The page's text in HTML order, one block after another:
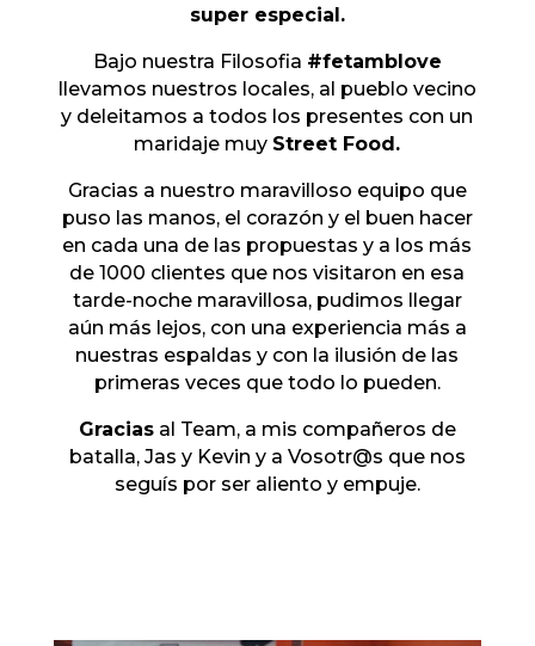
super especial.
Bajo nuestra Filosofia #fetamblove
llevamos nuestros locales, al pueblo vecino
y deleitamos a todos los presentes con un
maridaje muy Street Food.
Gracias a nuestro maravilloso equipo que
puso las manos, el corazón y el buen hacer
en cada una de las propuestas y a los más
de 1000 clientes que nos visitaron en esa
tarde-noche maravillosa, pudimos llegar
aún más lejos, con una experiencia más a
nuestras espaldas y con la ilusión de las
primeras veces que todo lo pueden.
Graciasal Team, a mis compañeros de
batalla, Jas y Kevin y a Vosotr@s que nos
seguís por ser aliento y empuje.